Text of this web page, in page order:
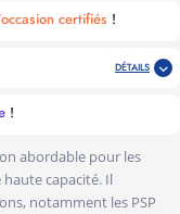
certifiés !
DÉTAILS
!
abordable pour les
capacité. Il
notamment les PSP